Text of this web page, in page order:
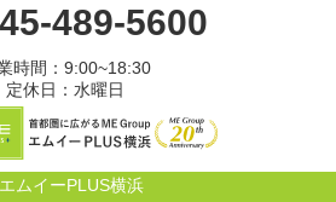
489-5600
時間：9:00~18:30
定休日：水曜日
ムイーPLUS横浜